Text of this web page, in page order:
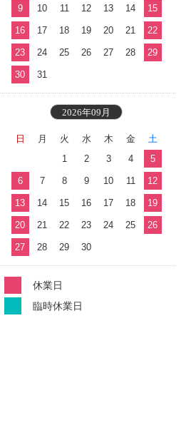
9 10 11 12 13 14 15
16 17 18 19 20 21 22
23 24 25 26 27 28 29
30 31
2026年09月
日 月 火 水 木 金
土
1
2 3 4 5
6 7 8 9 10 11 12
13 14 15 16 17 18 19
20 21 22 23 24 25 26
27 28 29 30
休業日
臨時休業日